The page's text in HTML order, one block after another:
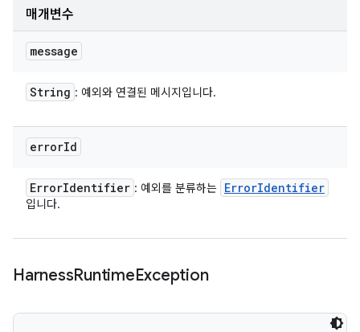
매개변수
message
String : 예외와 연결된 메시지입니다.
errorId
ErrorIdentifier : 예외를 분류하는 ErrorIdentifier
입니다.
HarnessRuntimeException